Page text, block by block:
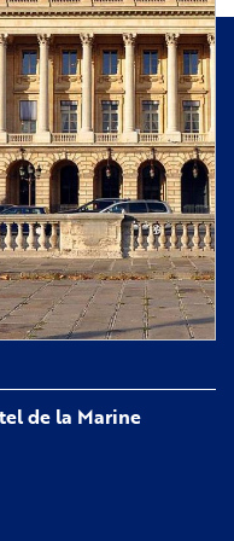
de la Marine